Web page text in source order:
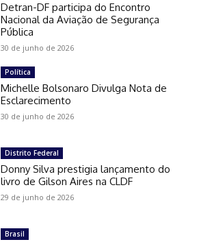
Detran-DF participa do Encontro
Nacional da Aviação de Segurança
Pública
30 de junho de 2026
Política
Michelle Bolsonaro Divulga Nota de
Esclarecimento
30 de junho de 2026
Distrito Federal
Donny Silva prestigia lançamento do
livro de Gilson Aires na CLDF
29 de junho de 2026
Brasil